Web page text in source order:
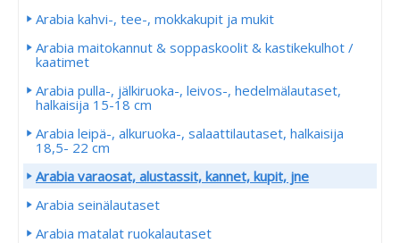
Arabia kahvi-, tee-, mokkakupit ja mukit
Arabia maitokannut & soppaskoolit & kastikekulhot /
kaatimet
Arabia pulla-, jälkiruoka-, leivos-, hedelmälautaset,
halkaisija 15-18 cm
Arabia leipä-, alkuruoka-, salaattilautaset, halkaisija
18,5- 22 cm
Arabia varaosat, alustassit, kannet, kupit, jne
Arabia seinälautaset
Arabia matalat ruokalautaset